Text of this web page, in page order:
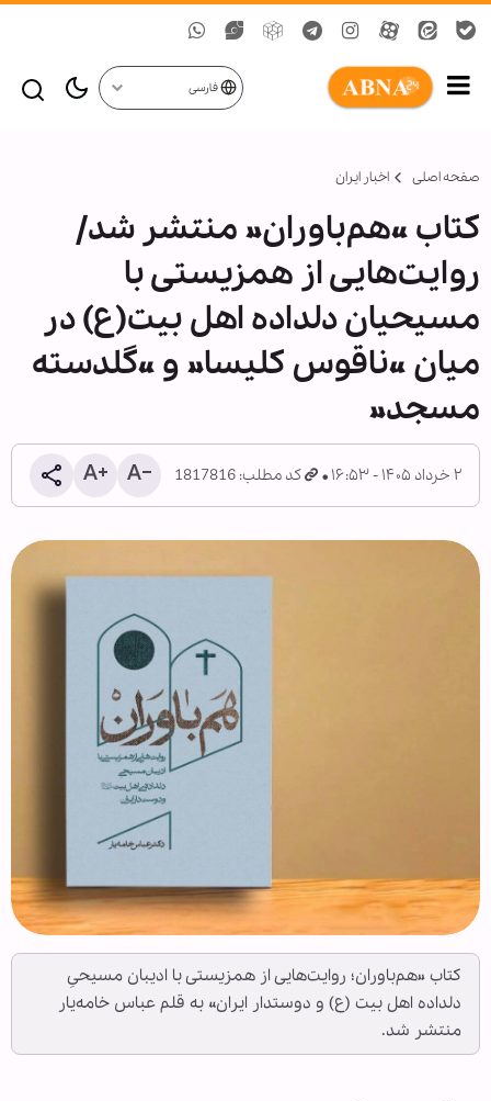
فارسی
صفحه اصلی اخبار ایران
کتاب «هم‌باوران» منتشر شد/
روایت‌هایی از همزیستی با
مسیحیان دلداده اهل بیت(ع) در
میان «ناقوس کلیسا» و «گلدسته
مسجد»
۲ خرداد ۱۴۰۵ - ۱۶:۵۳ کد مطلب: 1817816
کتاب «هم‌باوران؛ روایت‌هایی از همزیستی با ادیبان مسیحیِ
دلداده‌ اهل بیت (ع) و دوستدار ایران» به قلم عباس خامه‌یار
منتشر شد.